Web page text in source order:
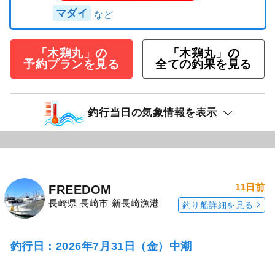
マダイ
「木鶏丸」の
予約プランを見る
「木鶏丸」の
全ての釣果を見る
釣行当日の気象情報を表示
FREEDOM
長崎県 長崎市 新長崎漁港
11日前
釣り船詳細を見る
釣行日：2026年7月31日（金）中潮